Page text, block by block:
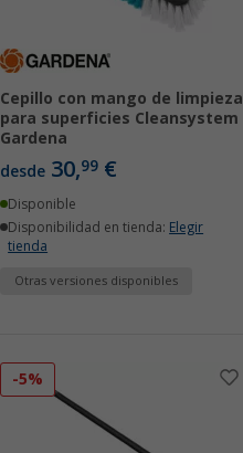
Cepillo con mango de limpieza
para superficies Cleansystem
Gardena
desde30,99€
Disponible
Disponibilidad en tienda: Elegir
tienda
Otras versiones disponibles
-5%